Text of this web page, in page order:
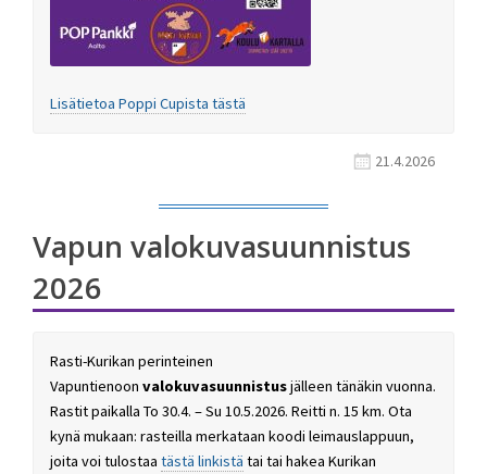
Lisätietoa Poppi Cupista tästä
21.4.2026
Vapun valokuvasuunnistus
2026
Rasti-Kurikan perinteinen
Vapuntienoon valokuvasuunnistusjälleen tänäkin vuonna.
Rastit paikalla To 30.4. – Su 10.5.2026. Reitti n. 15 km. Ota
kynä mukaan: rasteilla merkataan koodi leimauslappuun,
joita voi tulostaa tästä linkistä tai tai hakea Kurikan